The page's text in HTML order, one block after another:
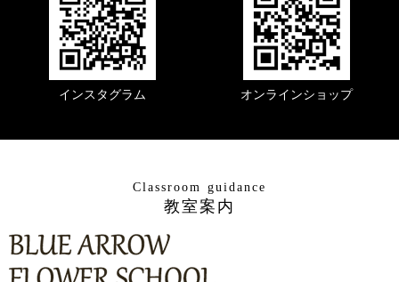
インスタグラム オンラインショップ
Classroom guidance
教室案内